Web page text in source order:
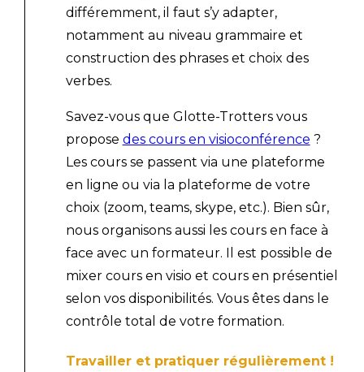
différemment, il faut s’y adapter,
notamment au niveau grammaire et
construction des phrases et choix des
verbes.
Savez-vous que Glotte-Trotters vous
propose des cours en visioconférence ?
Les cours se passent via une plateforme
en ligne ou via la plateforme de votre
choix (zoom, teams, skype, etc.). Bien sûr,
nous organisons aussi les cours en face à
face avec un formateur. Il est possible de
mixer cours en visio et cours en présentiel
selon vos disponibilités. Vous êtes dans le
contrôle total de votre formation.
Travailler et pratiquer régulièrement !